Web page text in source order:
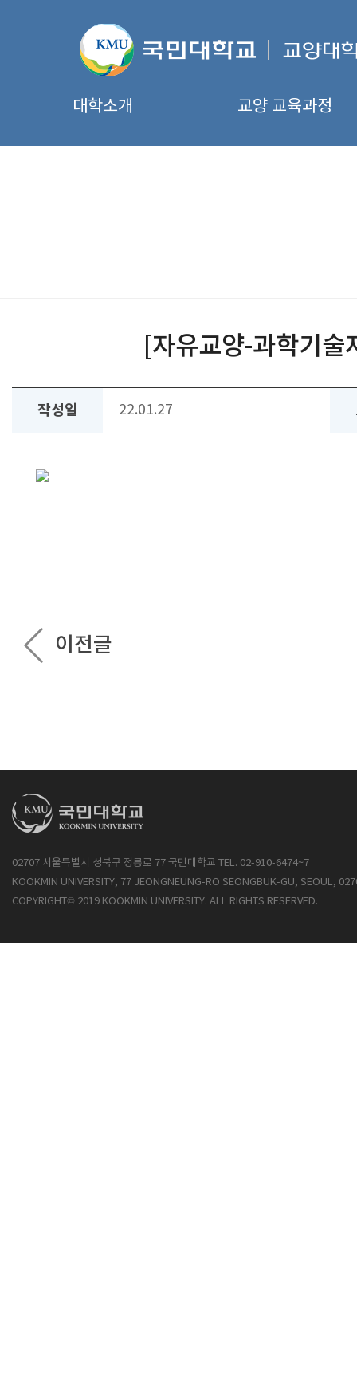
대학소개 교양 교육과정
[자유교양-과학기
작성일 22.01.27
이전글
02707 서울특별시 성북구 정릉로 77 국민대학교 TEL. 02-910-6474~7
KOOKMIN UNIVERSITY, 77 JEONGNEUNG-RO SEONGBUK-GU, SEOUL,
COPYRIGHT© 2019 KOOKMIN UNIVERSITY. ALL RIGHTS RESERVED.